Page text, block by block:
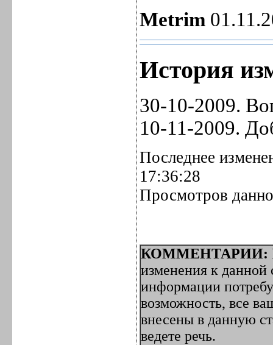
Metrim
История
30-10-2009.
10-11-2009.
Последнее
17:36:28
Просмотров
КОММЕНТАРИИ:
изменения к данной
информации
возможность, все
внесены в данную
ведете речь.